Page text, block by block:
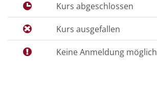
Kurs abgeschlossen
Kurs ausgefallen
Keine Anmeldung möglich